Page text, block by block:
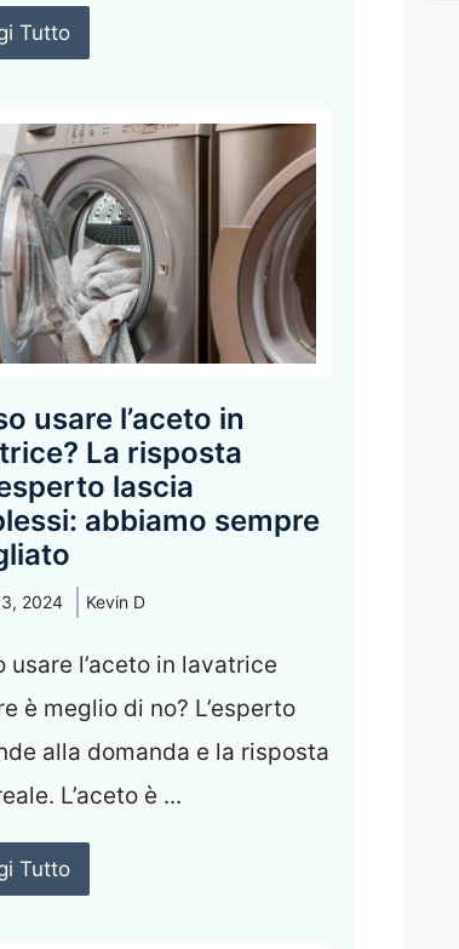
Tutto
usare l’aceto in
La risposta
lascia
abbiamo sempre
2024 Kevin D
usare l’aceto in lavatrice
è meglio di no? L’esperto
alla domanda e la risposta
L’aceto è ...
Tutto